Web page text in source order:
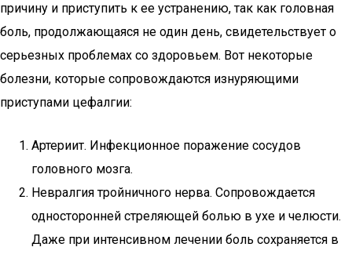
причину и приступить к ее устранению, так как головная
боль, продолжающаяся не один день, свидетельствует о
серьезных проблемах со здоровьем. Вот некоторые
болезни, которые сопровождаются изнуряющими
приступами цефалгии:
Артериит. Инфекционное поражение сосудов
головного мозга.
Невралгия тройничного нерва. Сопровождается
односторонней стреляющей болью в ухе и челюсти.
Даже при интенсивном лечении боль сохраняется в